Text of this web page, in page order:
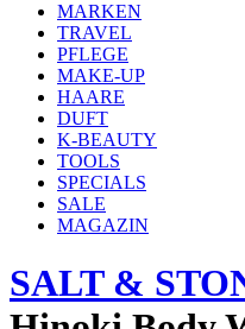
MARKEN
TRAVEL
PFLEGE
MAKE-UP
HAARE
DUFT
K-BEAUTY
TOOLS
SPECIALS
SALE
MAGAZIN
SALT &